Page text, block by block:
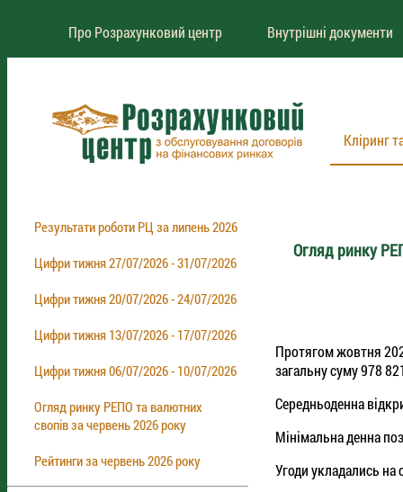
Про Розрахунковий центр Внутрішні документи
Кліринг
Результати роботи РЦ за липень 2026
Цифри тижня 27/07/2026 - 31/07/2026
Цифри тижня 20/07/2026 - 24/07/2026
Цифри тижня 13/07/2026 - 17/07/2026
Цифри тижня 06/07/2026 - 10/07/2026
Огляд ринку РЕПО та валютних
свопів за червень 2026 року
Рейтинги за червень 2026 року
Огляд ринку
Протягом жовтня
загальну суму 978
Середньоденна
Мінімальна денна
Угоди укладались на